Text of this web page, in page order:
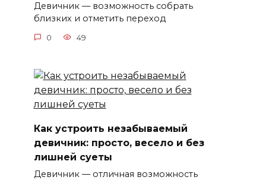
Девичник — возможность собрать
близких и отметить переход
0 49
Как устроить незабываемый
девичник: просто, весело и без
лишней суеты
Девичник — отличная возможность